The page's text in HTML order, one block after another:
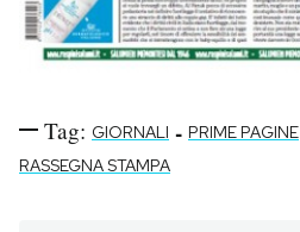
Tag: GIORNALI - PRIME PAGINE
RASSEGNA STAMPA